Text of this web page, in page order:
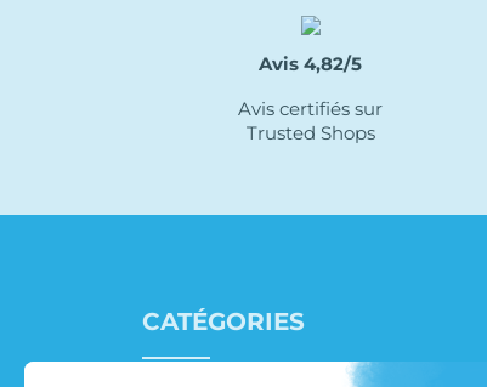
Avis 4,82/5
Avis certifiés sur
Trusted Shops
CATÉGORIES